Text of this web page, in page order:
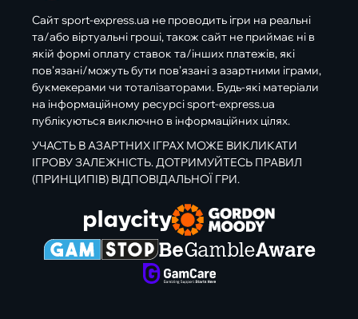
Сайт sport-express.ua не проводить ігри на реальні
та/або віртуальні гроші, також сайт не приймає ні в
якій формі оплату ставок та/інших платежів, які
пов’язані/можуть бути пов’язані з азартними іграми,
букмекерами чи тоталізаторами. Будь-які матеріали
на інформаційному ресурсі sport-express.ua
публікуються виключно в інформаційних цілях.
УЧАСТЬ В АЗАРТНИХ ІГРАХ МОЖЕ ВИКЛИКАТИ
ІГРОВУ ЗАЛЕЖНІСТЬ. ДОТРИМУЙТЕСЬ ПРАВИЛ
(ПРИНЦИПІВ) ВІДПОВІДАЛЬНОЇ ГРИ.